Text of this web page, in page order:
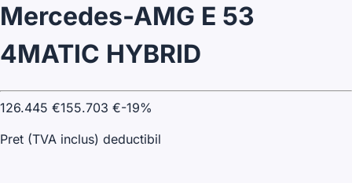
Mercedes-AMG E 53
4MATIC HYBRID
126.445 €155.703 €-19%
Pret (TVA inclus) deductibil